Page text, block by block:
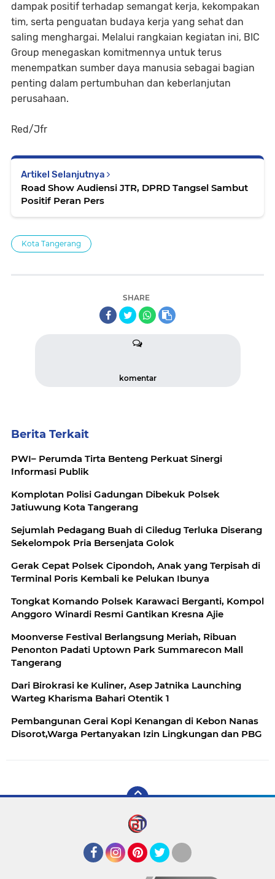
dampak positif terhadap semangat kerja, kekompakan
tim, serta penguatan budaya kerja yang sehat dan
saling menghargai. Melalui rangkaian kegiatan ini, BIC
Group menegaskan komitmennya untuk terus
menempatkan sumber daya manusia sebagai bagian
penting dalam pertumbuhan dan keberlanjutan
perusahaan.
Red/Jfr
Artikel Selanjutnya
Road Show Audiensi JTR, DPRD Tangsel Sambut
Positif Peran Pers
Kota Tangerang
SHARE
komentar
Berita Terkait
PWI– Perumda Tirta Benteng Perkuat Sinergi
Informasi Publik
Komplotan Polisi Gadungan Dibekuk Polsek
Jatiuwung Kota Tangerang
Sejumlah Pedagang Buah di Ciledug Terluka Diserang
Sekelompok Pria Bersenjata Golok
Gerak Cepat Polsek Cipondoh, Anak yang Terpisah di
Terminal Poris Kembali ke Pelukan Ibunya
Tongkat Komando Polsek Karawaci Berganti, Kompol
Anggoro Winardi Resmi Gantikan Kresna Ajie
Moonverse Festival Berlangsung Meriah, Ribuan
Penonton Padati Uptown Park Summarecon Mall
Tangerang
Dari Birokrasi ke Kuliner, Asep Jatnika Launching
Warteg Kharisma Bahari Otentik 1
Pembangunan Gerai Kopi Kenangan di Kebon Nanas
Disorot,Warga Pertanyakan Izin Lingkungan dan PBG